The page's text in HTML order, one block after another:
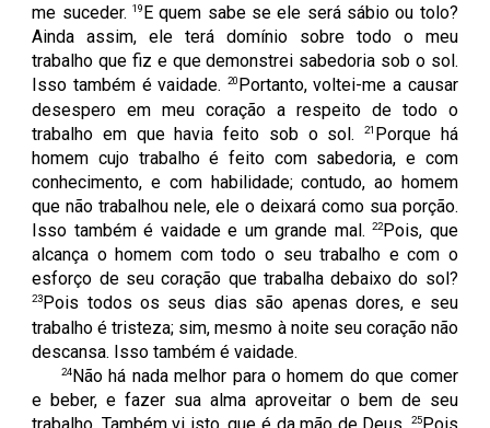
me suceder.19 E quem sabe se ele será sábio ou tolo?
Ainda assim, ele terá domínio sobre todo o meu
trabalho que fiz e que demonstrei sabedoria sob o sol.
Isso também é vaidade.
20 Portanto, voltei-me a causar
desespero em meu coração a respeito de todo o
trabalho em que havia feito sob o sol.
21 Porque há
homem cujo trabalho é feito com sabedoria, e com
conhecimento, e com habilidade; contudo, ao homem
que não trabalhou nele, ele o deixará como sua porção.
Isso também é vaidade e um grande mal.22Pois, que
alcança o homem com todo o seu trabalho e com o
esforço de seu coração que trabalha debaixo do sol?
23 Pois todos os seus dias são apenas dores, e seu
trabalho é tristeza; sim, mesmo à noite seu coração não
descansa. Isso também é vaidade.
24Não há nada melhor para o homem do que comer
e beber, e fazer sua alma aproveitar o bem de seu
25